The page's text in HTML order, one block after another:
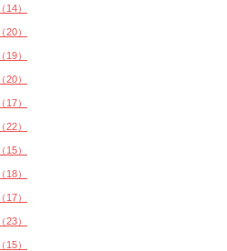
14）
20）
19）
20）
17）
22）
15）
18）
17）
23）
15）